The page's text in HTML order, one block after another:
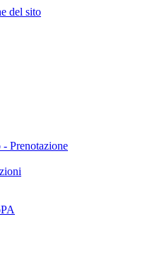
del sito
Prenotazione